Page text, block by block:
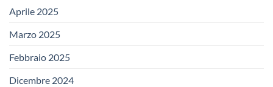
Aprile 2025
Marzo 2025
Febbraio 2025
Dicembre 2024